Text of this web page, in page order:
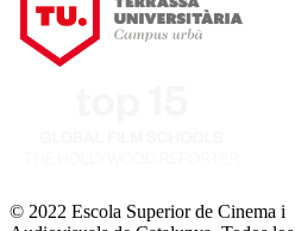
© 2022 Escola Superior de Cinema i